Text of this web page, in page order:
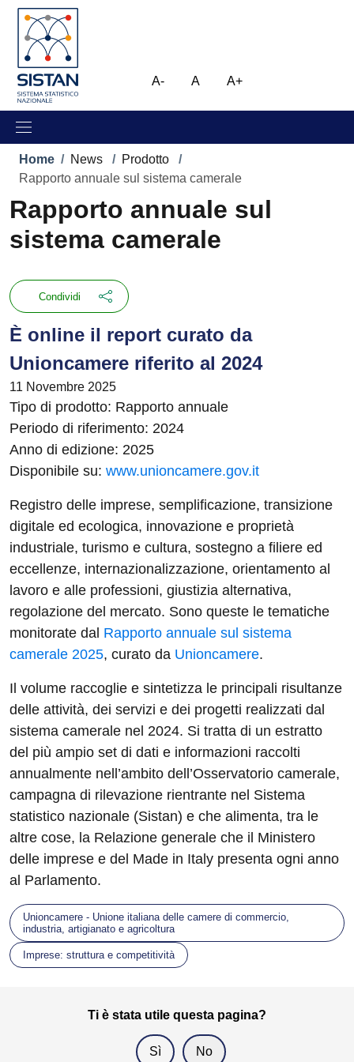
al contenuto principale
to footer content
Immagine
A- A A+
Briciole di pane
Home / News / Prodotto
/
Rapporto annuale sul sistema camerale
Rapporto annuale sul
sistema camerale
Condividi
È online il report curato da
Unioncamere riferito al 2024
11 Novembre 2025
Tipo di prodotto: Rapporto annuale
Periodo di riferimento: 2024
Anno di edizione: 2025
Disponibile su: www.unioncamere.gov.it
Registro delle imprese, semplificazione, transizione
digitale ed ecologica, innovazione e proprietà
industriale, turismo e cultura, sostegno a filiere ed
eccellenze, internazionalizzazione, orientamento al
lavoro e alle professioni, giustizia alternativa,
regolazione del mercato. Sono queste le tematiche
monitorate dal Rapporto annuale sul sistema
camerale 2025, curato da Unioncamere.
Il volume raccoglie e sintetizza le principali risultanze
delle attività, dei servizi e dei progetti realizzati dal
sistema camerale nel 2024. Si tratta di un estratto
del più ampio set di dati e informazioni raccolti
annualmente nell’ambito dell’Osservatorio camerale,
campagna di rilevazione rientrante nel Sistema
statistico nazionale (Sistan) e che alimenta, tra le
altre cose, la Relazione generale che il Ministero
delle imprese e del Made in Italy presenta ogni anno
al Parlamento.
Unioncamere - Unione italiana delle camere di commercio,
industria, artigianato e agricoltura
Imprese: struttura e competitività
Ti è stata utile questa pagina?